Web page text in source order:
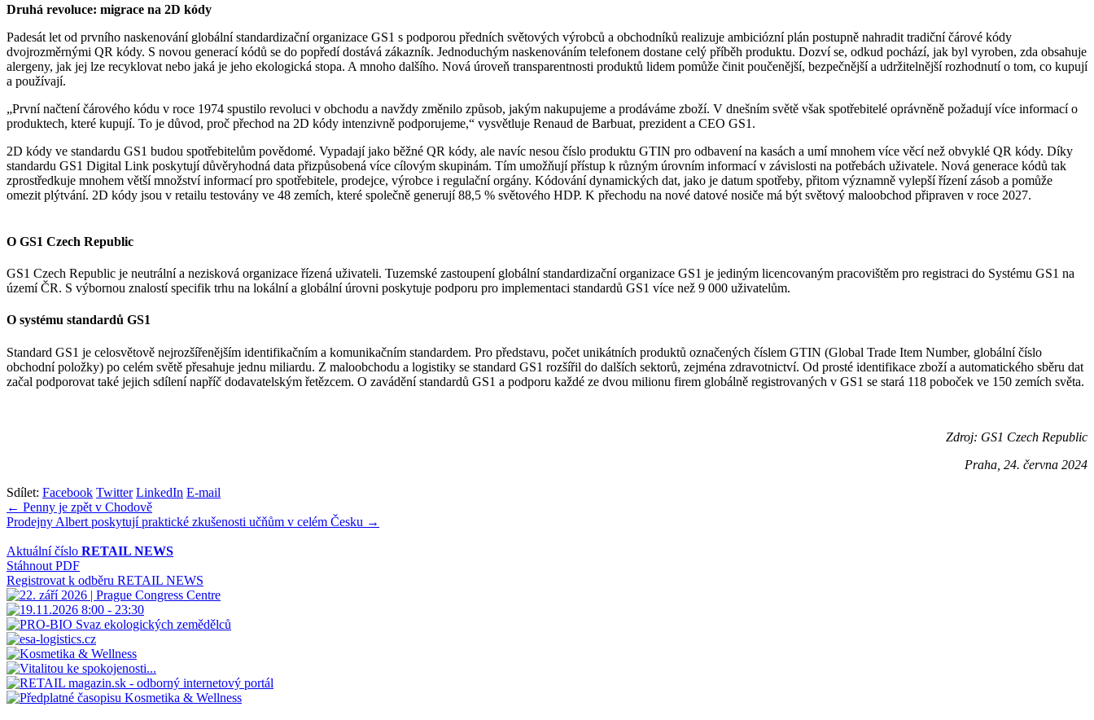
Druhá revoluce: migrace na 2D kódy
Padesát let od prvního naskenování globální standardizační organizace GS1 s podporou předních světových výrobců a obchodníků realizuje ambiciózní plán postupně nahradit tradiční čárové kódy
dvojrozměrnými QR kódy. S novou generací kódů se do popředí dostává zákazník. Jednoduchým naskenováním telefonem dostane celý příběh produktu. Dozví se, odkud pochází, jak byl vyroben, zda obsahuje
alergeny, jak jej lze recyklovat nebo jaká je jeho ekologická stopa. A mnoho dalšího. Nová úroveň transparentnosti produktů lidem pomůže činit poučenější, bezpečnější a udržitelnější rozhodnutí o tom, co kupují
a používají.
„První načtení čárového kódu v roce 1974 spustilo revoluci v obchodu a navždy změnilo způsob, jakým nakupujeme a prodáváme zboží. V dnešním světě však spotřebitelé oprávněně požadují více informací o
produktech, které kupují. To je důvod, proč přechod na 2D kódy intenzivně podporujeme,“ vysvětluje Renaud de Barbuat, prezident a CEO GS1.
2D kódy ve standardu GS1 budou spotřebitelům povědomé. Vypadají jako běžné QR kódy, ale navíc nesou číslo produktu GTIN pro odbavení na kasách a umí mnohem více věcí než obvyklé QR kódy. Díky
standardu GS1 Digital Link poskytují důvěryhodná data přizpůsobená více cílovým skupinám. Tím umožňují přístup k různým úrovním informací v závislosti na potřebách uživatele. Nová generace kódů tak
zprostředkuje mnohem větší množství informací pro spotřebitele, prodejce, výrobce i regulační orgány. Kódování dynamických dat, jako je datum spotřeby, přitom významně vylepší řízení zásob a pomůže
omezit plýtvání. 2D kódy jsou v retailu testovány ve 48 zemích, které společně generují 88,5 % světového HDP. K přechodu na nové datové nosiče má být světový maloobchod připraven v roce 2027.
O GS1 Czech Republic
GS1 Czech Republic je neutrální a nezisková organizace řízená uživateli. Tuzemské zastoupení globální standardizační organizace GS1 je jediným licencovaným pracovištěm pro registraci do Systému GS1 na
území ČR. S výbornou znalostí specifik trhu na lokální a globální úrovni poskytuje podporu pro implementaci standardů GS1 více než 9 000 uživatelům.
O systému standardů GS1
Standard GS1 je celosvětově nejrozšířenějším identifikačním a komunikačním standardem. Pro představu, počet unikátních produktů označených číslem GTIN (Global Trade Item Number, globální číslo
obchodní položky) po celém světě přesahuje jednu miliardu. Z maloobchodu a logistiky se standard GS1 rozšířil do dalších sektorů, zejména zdravotnictví. Od prosté identifikace zboží a automatického sběru dat
začal podporovat také jejich sdílení napříč dodavatelským řetězcem. O zavádění standardů GS1 a podporu každé ze dvou milionu firem globálně registrovaných v GS1 se stará 118 poboček ve 150 zemích světa.
Zdroj: GS1 Czech Republic
Praha, 24. června 2024
Sdílet: Facebook Twitter LinkedIn E-mail
Navigace
pro
příspěvek
← Penny je zpět v Chodově
Prodejny Albert poskytují praktické zkušenosti učňům v celém Česku →
Aktuální číslo RETAIL NEWS
Stáhnout PDF
Registrovat k odběru RETAIL NEWS